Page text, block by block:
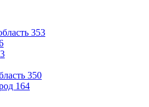
353
350
164